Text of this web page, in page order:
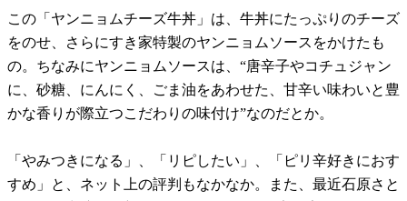
この「ヤンニョムチーズ牛丼」は、牛丼にたっぷりのチーズ
をのせ、さらにすき家特製のヤンニョムソースをかけたも
の。ちなみにヤンニョムソースは、“唐辛子やコチュジャン
に、砂糖、にんにく、ごま油をあわせた、甘辛い味わいと豊
かな香りが際立つこだわりの味付け”なのだとか。
「やみつきになる」、「リピしたい」、「ピリ辛好きにおす
すめ」と、ネット上の評判もなかなか。また、最近石原さと